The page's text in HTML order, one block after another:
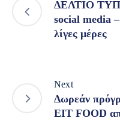
ΔΕΛΤΙΟ
social media
λίγες μέρες
Next
Δωρεάν
EIT FOOD